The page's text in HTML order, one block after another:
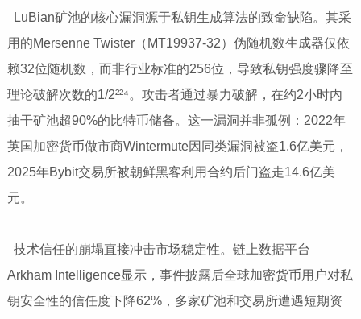
LuBian矿池的核心漏洞源于私钥生成算法的致命缺陷。其采
用的Mersenne Twister（MT19937-32）伪随机数生成器仅依
赖32位随机数，而非行业标准的256位，导致私钥强度骤降至
理论破解次数的1/2²²⁴。攻击者通过暴力破解，在约2小时内
抽干矿池超90%的比特币储备。这一漏洞并非孤例：2022年
英国加密货币做市商Wintermute因同类漏洞被盗1.6亿美元，
2025年Bybit交易所被朝鲜黑客利用合约后门盗走14.6亿美
元。
技术信任的崩塌直接冲击市场稳定性。链上数据平台
Arkham Intelligence显示，事件披露后全球加密货币用户对私
钥安全性的信任度下降62%，多家矿池和交易所遭遇短期资